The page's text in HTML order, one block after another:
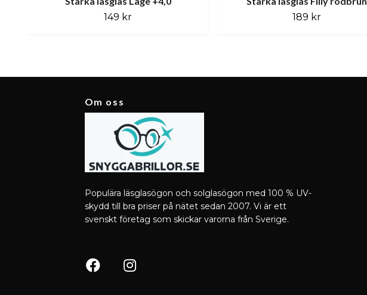
149 kr
189 kr
Om oss
Populära läsglasögon och solglasögon med 100 % UV-
skydd till bra priser på nätet sedan 2007. Vi är ett
svenskt företag som skickar varorna från Sverige.